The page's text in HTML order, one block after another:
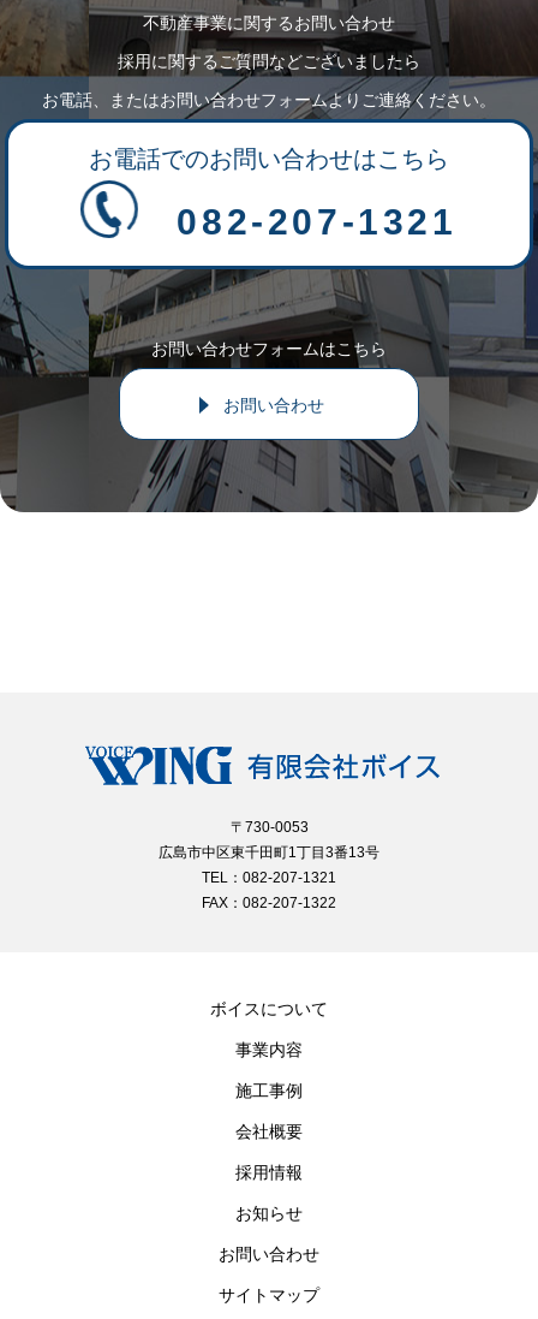
不動産事業に関するお問い合わせ
採用に関するご質問などございましたら
お電話、またはお問い合わせフォームよりご連絡ください。
お電話でのお問い合わせはこちら
082-207-1321
お問い合わせフォームはこちら
お問い合わせ
〒730-0053
広島市中区東千田町1丁目3番13号
TEL：082-207-1321
FAX：082-207-1322
ボイスについて
事業内容
施工事例
会社概要
採用情報
お知らせ
お問い合わせ
サイトマップ